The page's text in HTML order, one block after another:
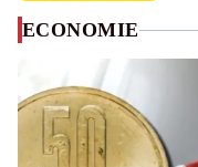
ECONOMIE